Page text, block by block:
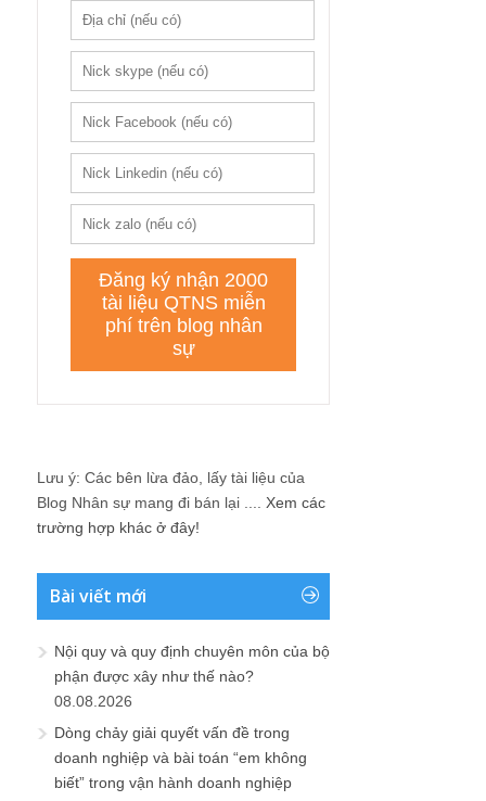
Lưu ý: Các bên lừa đảo, lấy tài liệu của
Blog Nhân sự mang đi bán lại .... Xem các
trường hợp khác ở đây!
Bài viết mới
Nội quy và quy định chuyên môn của bộ
phận được xây như thế nào?
08.08.2026
Dòng chảy giải quyết vấn đề trong
doanh nghiệp và bài toán “em không
biết” trong vận hành doanh nghiệp